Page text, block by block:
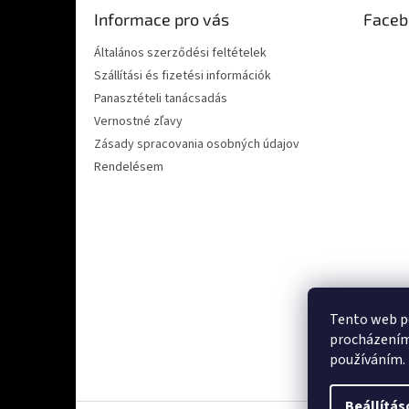
Tento web
používáním.
Informace pro vás
Általános szerződési feltételek
Szállítási és fizetési információk
Panasztételi tanácsadás
Vernostné zľavy
Zásady spracovania osobných údajov
Rendelésem
Ověřeno